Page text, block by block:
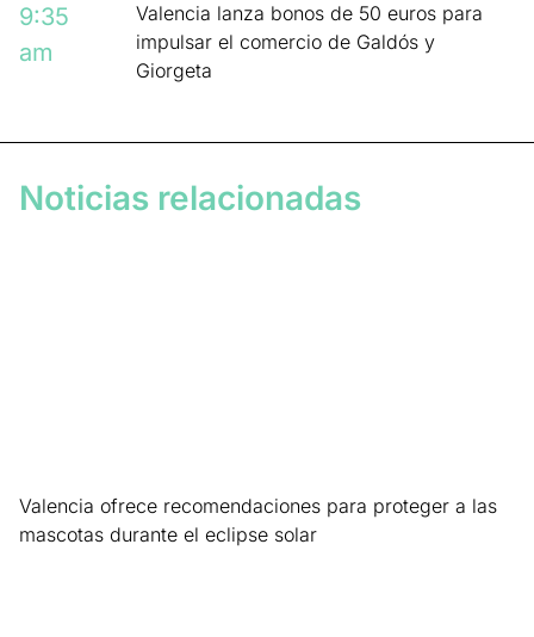
9:35
am
Valencia lanza bonos de 50 euros para
impulsar el comercio de Galdós y
Giorgeta
Noticias relacionadas
Valencia ofrece recomendaciones para proteger a las
mascotas durante el eclipse solar